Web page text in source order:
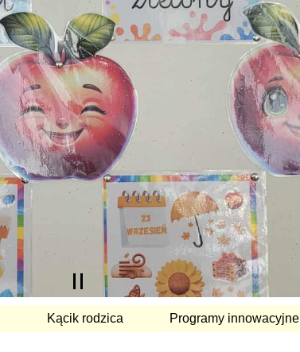
Kącik rodzica Programy innowacyjne